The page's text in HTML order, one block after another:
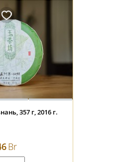
357 г, 2016 г.
Br